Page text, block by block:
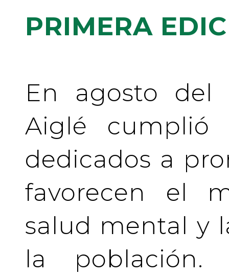
PRIMERA
En agosto del
Aiglé
dedicados a
favorecen el
salud mental y
la población.